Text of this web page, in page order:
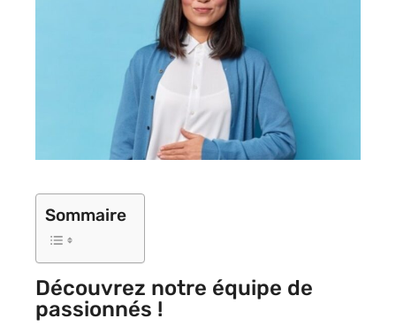
Sommaire
Découvrez notre équipe de
passionnés !